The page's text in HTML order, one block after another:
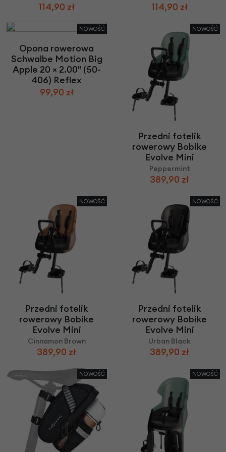
114,90 zł
114,90 zł
NOWOŚĆ
Opona rowerowa
Schwalbe Motion Big
Apple 20 × 2.00" (50-
406) Reflex
99,90 zł
NOWOŚĆ
Przedni fotelik
rowerowy Bobike
Evolve Mini
Peppermint
389,90 zł
NOWOŚĆ
Przedni fotelik
rowerowy Bobike
Evolve Mini
Cinnamon Brown
389,90 zł
NOWOŚĆ
Przedni fotelik
rowerowy Bobike
Evolve Mini
Urban Black
389,90 zł
NOWOŚĆ NOWOŚĆ